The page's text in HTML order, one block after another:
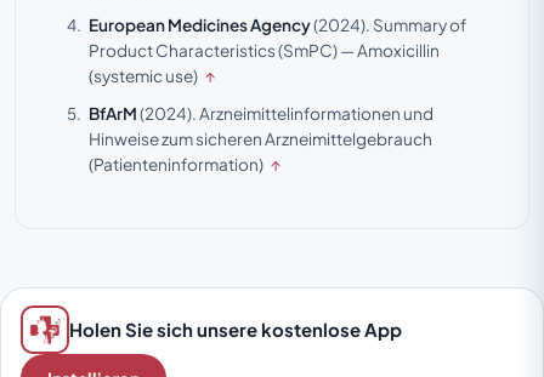
European Medicines Agency(2024). Summary of
Product Characteristics (SmPC) — Amoxicillin
(systemic use) ↑
BfArM(2024).Arzneimittelinformationen und
Hinweise zum sicheren Arzneimittelgebrauch
(Patienteninformation) ↑
Holen Sie sich unsere kostenlose App